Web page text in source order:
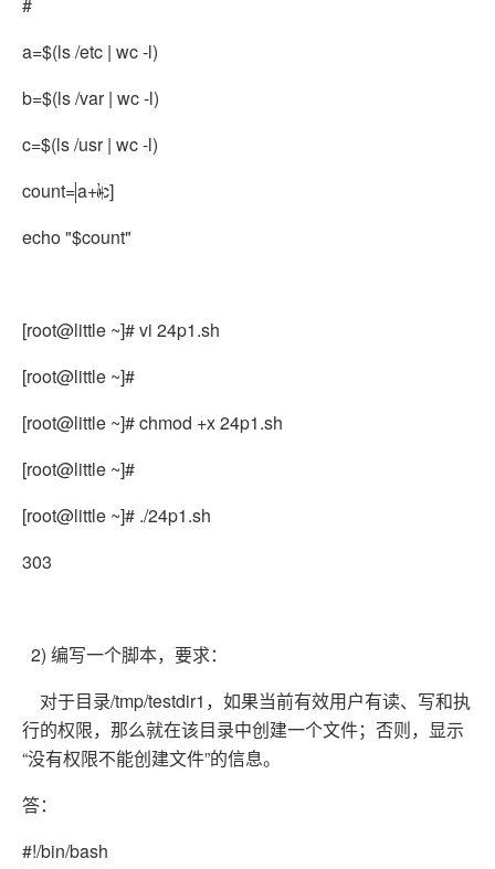
a=$(ls /etc | wc -l)
b=$(ls /var | wc -l)
c=$(ls /usr | wc -l)
count=[a+b+
c]
echo "$count"
[root@little ~]# vi 24p1.sh
[root@little ~]#
[root@little ~]# chmod +x 24p1.sh
[root@little ~]#
[root@little ~]# ./24p1.sh
303
2) 编写一个脚本，要求：
对于目录/tmp/testdir1，如果当前有效用户有读、写和执
行的权限，那么就在该目录中创建一个文件；否则，显示
“没有权限不能创建文件”的信息。
答：
#!/bin/bash